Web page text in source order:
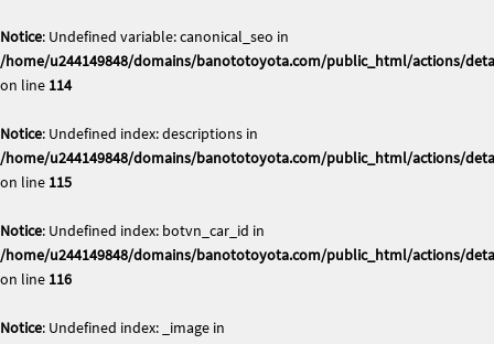
Notice: Undefined variable: canonical_seo in
/home/u244149848/domains/banototoyota.com/public_html/actions/
on line 114
Notice: Undefined index: descriptions in
/home/u244149848/domains/banototoyota.com/public_html/actions/
on line 115
Notice: Undefined index: botvn_car_id in
/home/u244149848/domains/banototoyota.com/public_html/actions/
on line 116
Notice: Undefined index: _image in